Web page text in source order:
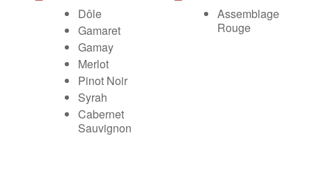
Dôle
Gamaret
Gamay
Merlot
Pinot Noir
Syrah
Cabernet
Sauvignon
Assemblage
Rouge